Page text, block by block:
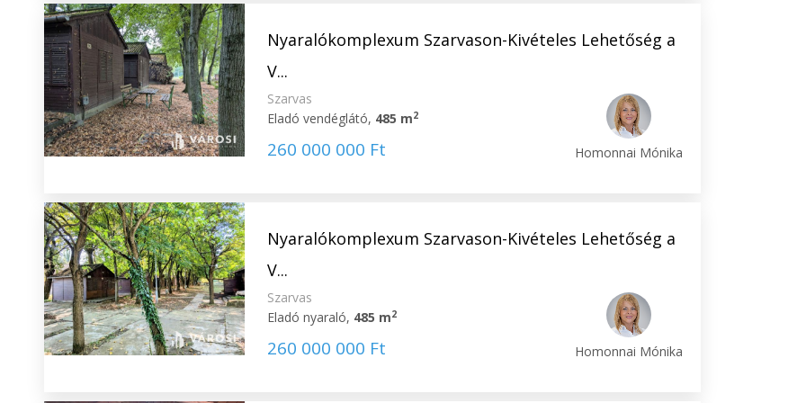
Nyaralókomplexum Szarvason-Kivételes Lehetőség a
V...
Szarvas
Eladó vendéglátó, 485 m2
260 000 000 Ft Homonnai Mónika
Nyaralókomplexum Szarvason-Kivételes Lehetőség a
V...
Szarvas
Eladó nyaraló, 485 m2
260 000 000 Ft Homonnai Mónika